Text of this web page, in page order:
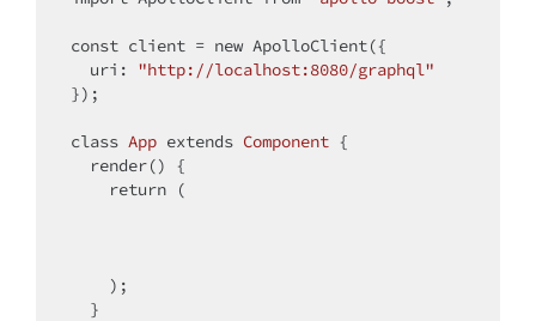
const client = new ApolloClient({
  uri:
"http://localhost:8080/graphql"
});
class App extends Component {
return (